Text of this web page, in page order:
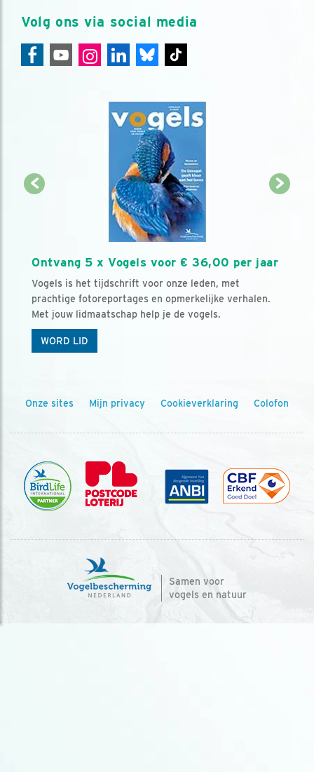
Volg ons via social media
Ontvang 5 x Vogels voor € 36,00 per jaar
Vogels is het tijdschrift voor onze leden, met
prachtige fotoreportages en opmerkelijke verhalen.
Met jouw lidmaatschap help je de vogels.
WORD LID
Onze sites Mijn privacy Cookieverklaring Colofon
Samen voor
vogels en natuur